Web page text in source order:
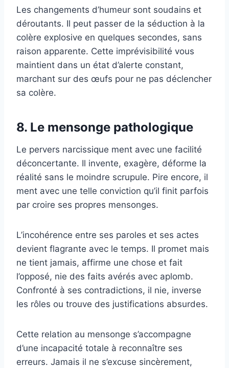
Les changements d’humeur sont soudains et
déroutants. Il peut passer de la séduction à la
colère explosive en quelques secondes, sans
raison apparente. Cette imprévisibilité vous
maintient dans un état d’alerte constant,
marchant sur des œufs pour ne pas déclencher
sa colère.
8. Le mensonge pathologique
Le pervers narcissique ment avec une facilité
déconcertante. Il invente, exagère, déforme la
réalité sans le moindre scrupule. Pire encore, il
ment avec une telle conviction qu’il finit parfois
par croire ses propres mensonges.
L’incohérence entre ses paroles et ses actes
devient flagrante avec le temps. Il promet mais
ne tient jamais, affirme une chose et fait
l’opposé, nie des faits avérés avec aplomb.
Confronté à ses contradictions, il nie, inverse
les rôles ou trouve des justifications absurdes.
Cette relation au mensonge s’accompagne
d’une incapacité totale à reconnaître ses
erreurs. Jamais il ne s’excuse sincèrement,